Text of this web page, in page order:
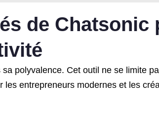
de Chatsonic
sa polyvalence. Cet outil ne se limite
entrepreneurs modernes et les